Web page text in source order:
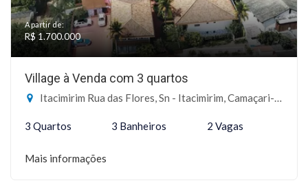
A partir de:
R$ 1.700.000
Village à Venda com 3 quartos
Itacimirim Rua das Flores, Sn - Itacimirim, Camaçari-BA
3 Quartos 3 Banheiros 2 Vagas
Mais informações